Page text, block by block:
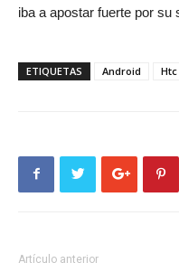
iba a apostar fuerte por su
ETIQUETAS Android Htc
Artículo anterior